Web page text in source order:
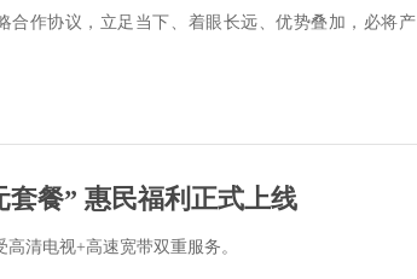
合作协议，立足当下、着眼长远、优势叠加，必将产
餐” 惠民福利正式上线
清电视+高速宽带双重服务。